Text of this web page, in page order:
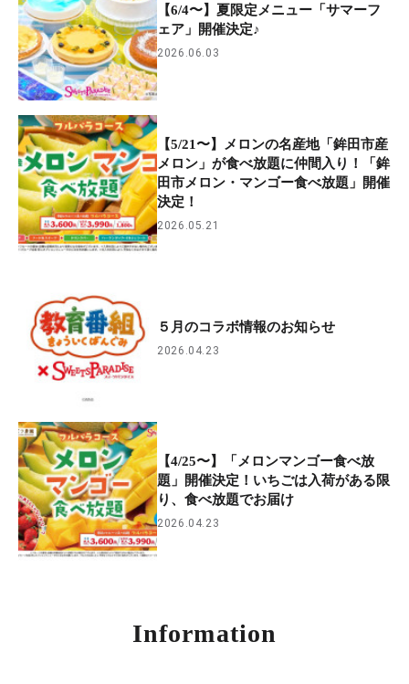
【6/4〜】夏限定メニュー「サマーフ
ェア」開催決定♪
2026.06.03
【5/21〜】メロンの名産地「鉾田市産
メロン」が食べ放題に仲間入り！「鉾
田市メロン・マンゴー食べ放題」開催
決定！
2026.05.21
５月のコラボ情報のお知らせ
2026.04.23
【4/25〜】「メロンマンゴー食べ放
題」開催決定！いちごは入荷がある限
り、食べ放題でお届け
2026.04.23
Information